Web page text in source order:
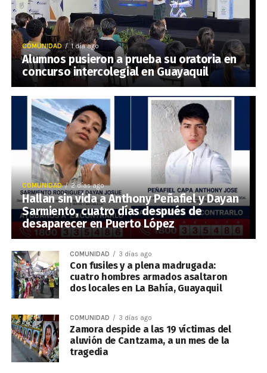
COMUNIDAD 1 día ago
Alumnos pusieron a prueba su oratoria en
concurso intercolegial en Guayaquil
COMUNIDAD 2 días ago
Hallan sin vida a Anthony Peñafiel y Dayan
Sarmiento, cuatro días después de
desaparecer en Puerto López
COMUNIDAD 3 días ago
Con fusiles y a plena madrugada:
cuatro hombres armados asaltaron
dos locales en La Bahía, Guayaquil
COMUNIDAD 3 días ago
Zamora despide a las 19 víctimas del
aluvión de Cantzama, a un mes de la
tragedia